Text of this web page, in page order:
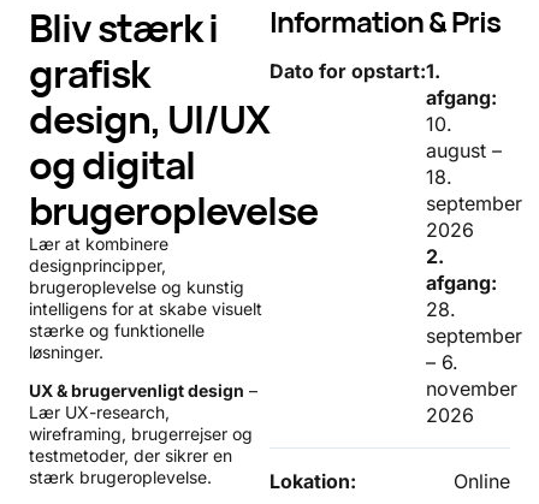
Bliv stærk i
grafisk
design, UI/UX
og digital
brugeroplevelse
Lær at kombinere
designprincipper,
brugeroplevelse og kunstig
intelligens for at skabe visuelt
stærke og funktionelle
løsninger.
UX & brugervenligt design –
Lær UX-research,
wireframing, brugerrejser og
testmetoder, der sikrer en
stærk brugeroplevelse.
Information & Pris
Dato for opstart:1.
afgang:
10.
august –
18.
september
2026
2.
afgang:
28.
september
– 6.
november
2026
Lokation: Online